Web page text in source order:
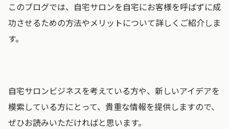
このブログでは、自宅サロンを自宅にお客様を呼ばずに成
功させるための方法やメリットについて詳しくご紹介しま
す。
自宅サロンビジネスを考えている方や、新しいアイデアを
模索している方にとって、貴重な情報を提供しますので、
ぜひお読みいただければと思います。